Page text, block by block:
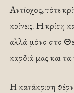
Αντίοχος, τότε
κρίνεις. Η κρίση
αλλά μόνο στο
καρδιά μας και
Η κατάκριση